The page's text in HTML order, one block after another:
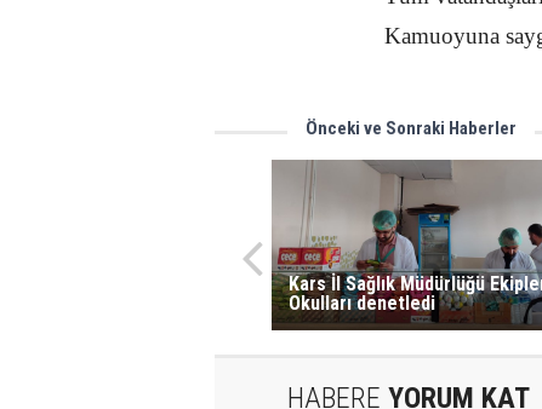
Kamuoyuna
Önceki ve Sonraki Haberler
Kars İl Sağlık Müdürlüğü
Okulları denetledi
HABERE YORUM KAT